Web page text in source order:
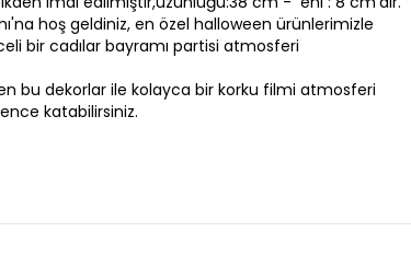
hoş geldiniz, en özel halloween ürünlerimizle
bir cadılar bayramı partisi atmosferi
bu dekorlar ile kolayca bir korku filmi atmosferi
katabilirsiniz.